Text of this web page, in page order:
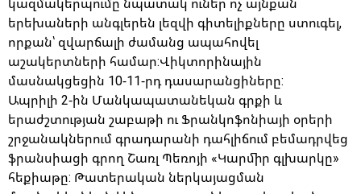
կազմակերպումը նպատակ ուներ ոչ այնքան
երեխաների անգլերեն լեզվի գիտելիքները ստուգել,
որքան՝ զվարճալի ժամանց ապահովել
աշակերտների համար:Վիկտորինային
մասնակցեցին 10-11-րդ դասարանցիները:
Ապրիլի 2-ին Մանկապատանեկան գրքի և
երաժշտության շաբաթի ու Ֆրանկոֆոնիայի օրերի
շրջանակներում գրադարանի դահլիճում բեմադրվեց
ֆրանսիացի գրող Շառլ Պեռոյի «Կարմիր գլխարկը»
հեքիաթը: Թատերական ներկայացման